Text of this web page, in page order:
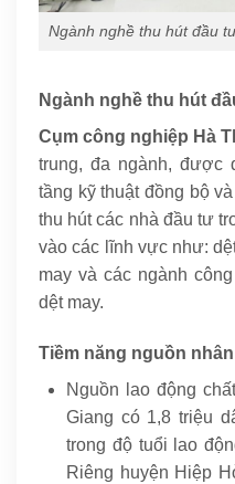
Ngành nghề thu hút đầu
Ngành nghề thu hút
Cụm công nghiệp Hà
trung, đa ngành, được
tầng kỹ thuật đồng bộ
thu hút các nhà đầu tư
vào các lĩnh vực như:
may và các ngành
dệt may.
Tiềm năng nguồn
Nguồn lao động
Giang có 1,8 triệu
trong độ tuổi lao
Riêng huyện Hiệp